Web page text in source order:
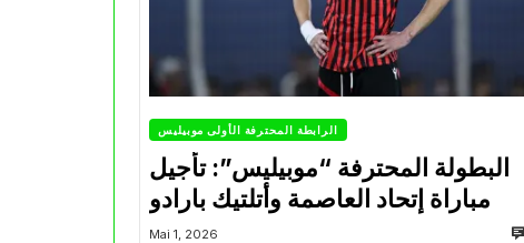
الرابطة المحترفة الأولى موبيليس
البطولة المحترفة “موبيليس”: تأجيل
مباراة إتحاد العاصمة وأتلتيك بارادو
Mai 1, 2026